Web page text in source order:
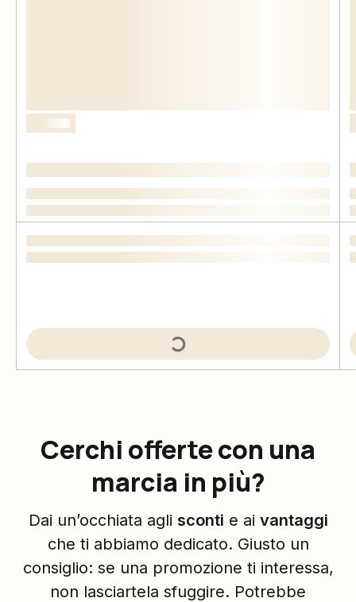
Cerchi offerte con una
marcia in più?
Dai un’occhiata agli sconti e ai vantaggi
che ti abbiamo dedicato. Giusto un
consiglio: se una promozione ti interessa,
non lasciartela sfuggire. Potrebbe